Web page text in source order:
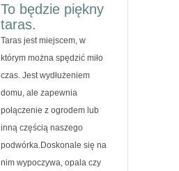
To będzie piękny
taras.
Taras jest miejscem, w
którym można spędzić miło
czas. Jest wydłużeniem
domu, ale zapewnia
połączenie z ogrodem lub
inną częścią naszego
podwórka.Doskonale się na
nim wypoczywa, opala czy